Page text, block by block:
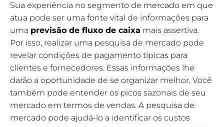
Sua experiência no segmento de mercado em que
atua pode ser uma fonte vital de informações para
uma previsão de fluxo de caixa mais assertiva.
Por isso, realizar uma pesquisa de mercado pode
revelar condições de pagamento típicas para
clientes e fornecedores. Essas informações lhe
darão a oportunidade de se organizar melhor. Você
também pode entender os picos sazonais de seu
mercado em termos de vendas. A pesquisa de
mercado pode ajudá-lo a identificar os custos